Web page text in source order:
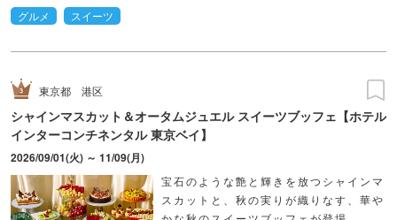
グルメ
スイーツ
東京都 港区
シャインマスカット＆オータムジュエル スイーツブッフェ【ホテル
インターコンチネンタル 東京ベイ】
2026/09/01(火) ～ 11/09(月)
宝石のような艶と輝きを放つシャインマ
スカットと、秋の実りが織りなす、華や